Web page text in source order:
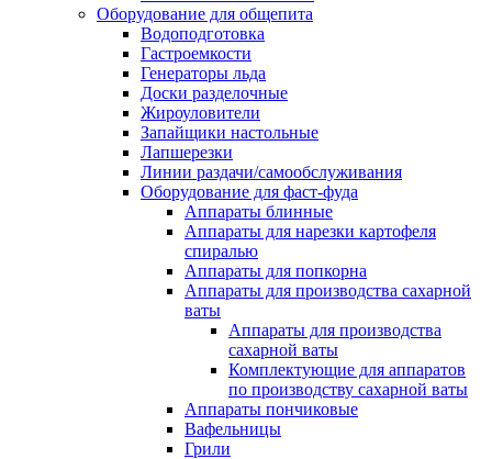
Оборудование для общепита
Водоподготовка
Гастроемкости
Генераторы льда
Доски разделочные
Жироуловители
Запайщики настольные
Лапшерезки
Линии раздачи/самообслуживания
Оборудование для фаст-фуда
Аппараты блинные
Аппараты для нарезки картофеля
спиралью
Аппараты для попкорна
Аппараты для производства сахарной
ваты
Аппараты для производства
сахарной ваты
Комплектующие для аппаратов
по производству сахарной ваты
Аппараты пончиковые
Вафельницы
Грили